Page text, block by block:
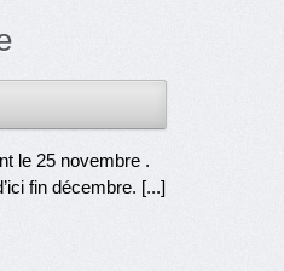
le 25 novembre .
fin décembre. [...]